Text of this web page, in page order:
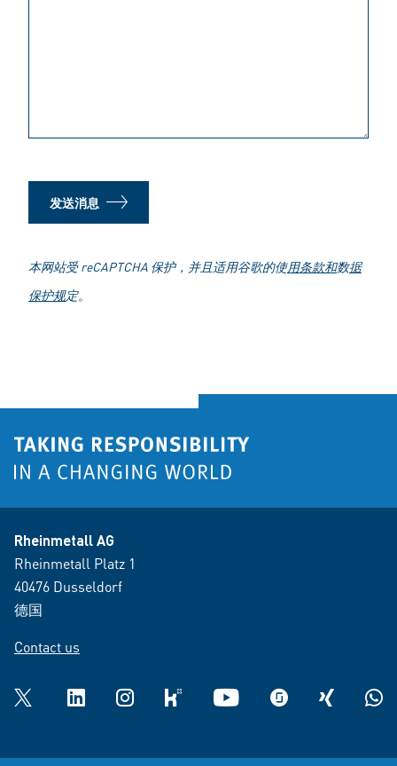
发送消息
本网站受 reCAPTCHA 保护，并且适用谷歌的使用条款和数据
保护规定。
Rheinmetall AG
Rheinmetall Platz 1
40476 Dusseldorf
德国
Contact us
Twitter LinkedInInstagramkununu YouTube glassdoorXING